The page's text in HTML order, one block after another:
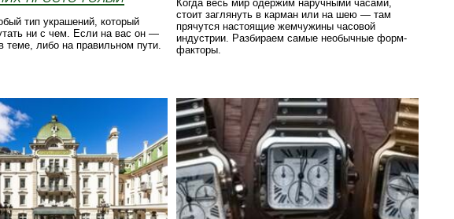
тип украшений, который
ни с чем. Если на вас он —
теме, либо на правильном пути.
Когда весь мир одержим наручными часами,
стоит заглянуть в карман или на шею — там
прячутся настоящие жемчужины часовой
индустрии. Разбираем самые необычные форм-
факторы.